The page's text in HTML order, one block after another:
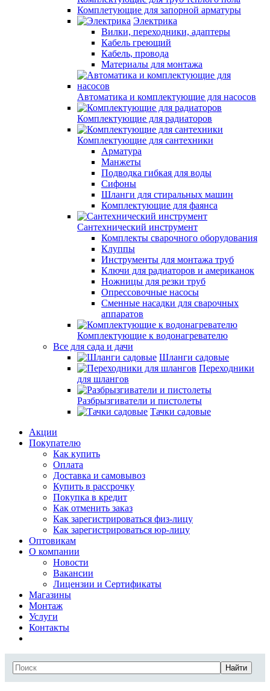
Комплетующие для запорной арматуры
Электрика
Вилки, переходники, адаптеры
Кабель греющий
Кабель, провода
Материалы для монтажа
Автоматика и комплектующие для насосов
Комплектующие для радиаторов
Комплектующие для сантехники
Арматура
Манжеты
Подводка гибкая для воды
Сифоны
Шланги для стиральных машин
Комплектующие для фаянса
Сантехнический инструмент
Комплекты сварочного оборудования
Клуппы
Инструменты для монтажа труб
Ключи для радиаторов и американок
Ножницы для резки труб
Опрессовочные насосы
Сменные насадки для сварочных
аппаратов
Комплектующие к водонагревателю
Все для сада и дачи
Шланги садовые
Переходники
для шлангов
Разбрызгиватели и пистолеты
Тачки садовые
Акции
Покупателю
Как купить
Оплата
Доставка и самовывоз
Купить в рассрочку
Покупка в кредит
Как отменить заказ
Как зарегистрироваться физ-лицу
Как зарегистрироваться юр-лицу
Оптовикам
О компании
Новости
Вакансии
Лицензии и Сертификаты
Магазины
Монтаж
Услуги
Контакты
Найти